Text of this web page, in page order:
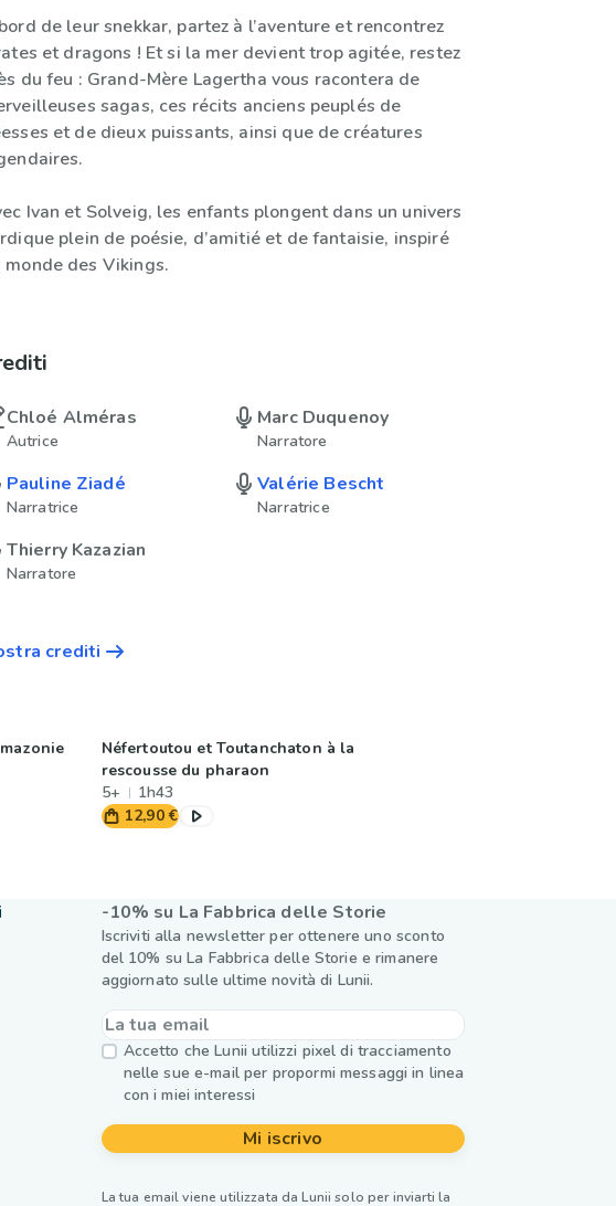
de leur snekkar, partez à l’aventure et rencontrez
et dragons ! Et si la mer devient trop agitée, restez
du feu : Grand-Mère Lagertha vous racontera de
sagas, ces récits anciens peuplés de
et de dieux puissants, ainsi que de créatures
Ivan et Solveig, les enfants plongent dans un univers
plein de poésie, d’amitié et de fantaisie, inspiré
monde des Vikings.
Chloé Alméras
Autrice
Marc Duquenoy
Narratore
Pauline Ziadé
Narratrice
Valérie Bescht
Narratrice
Thierry Kazazian
Narratore
crediti
Néfertoutou et Toutanchaton à la
rescousse du pharaon
5+
1h43
12,90 €
-10% su La Fabbrica delle Storie
Iscriviti alla newsletter per ottenere uno sconto
del 10% su La Fabbrica delle Storie e rimanere
aggiornato sulle ultime novità di Lunii.
Accetto che Lunii utilizzi pixel di tracciamento
nelle sue e-mail per propormi messaggi in linea
con i miei interessi
Mi iscrivo
La tua email viene utilizzata da Lunii solo per inviarti la